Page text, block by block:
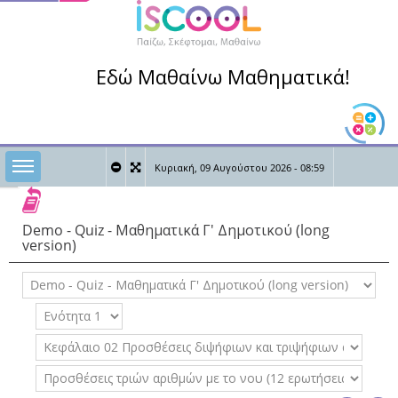
Εδώ Μαθαίνω Μαθηματικά!
Toggle sidebar
Κυριακή, 09 Αυγούστου 2026 - 08:59
Demo - Quiz - Μαθηματικά Γ' Δημοτικού (long
version)